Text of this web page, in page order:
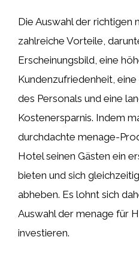
Die Auswahl der
zahlreiche Vorteile,
Erscheinungsbild, eine
Kundenzufriedenheit,
des Personals und eine
Kostenersparnis. Indem
durchdachte menage-
Hotel seinen Gästen ein
bieten und sich
abheben. Es lohnt sich
Auswahl der menage für
investieren.